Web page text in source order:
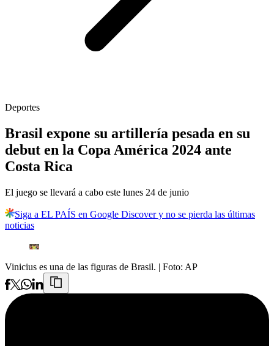
Deportes
Brasil expone su artillería pesada en su
debut en la Copa América 2024 ante
Costa Rica
El juego se llevará a cabo este lunes 24 de junio
Siga a EL PAÍS en Google Discover y no se pierda las últimas
noticias
Vinicius es una de las figuras de Brasil. | Foto: AP